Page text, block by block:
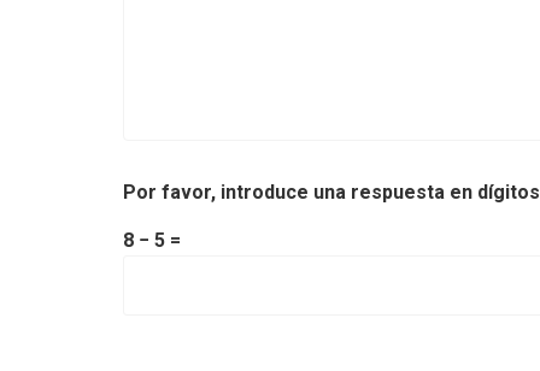
Por favor, introduce una respuesta en
8 − 5 =